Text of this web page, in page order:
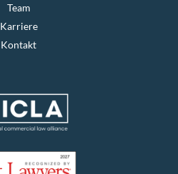
Team
Karriere
Kontakt